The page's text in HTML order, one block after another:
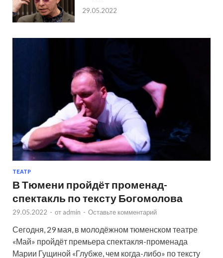
29.05.2022
ТЕАТР
В Тюмени пройдёт променад-
спектакль по тексту Богомолова
29.05.2022 - от admin - Оставьте комментарий
Сегодня, 29 мая, в молодёжном тюменском театре
«Май» пройдёт премьера спектакля-променада
Марии Гущиной «Глубже, чем когда-либо» по тексту